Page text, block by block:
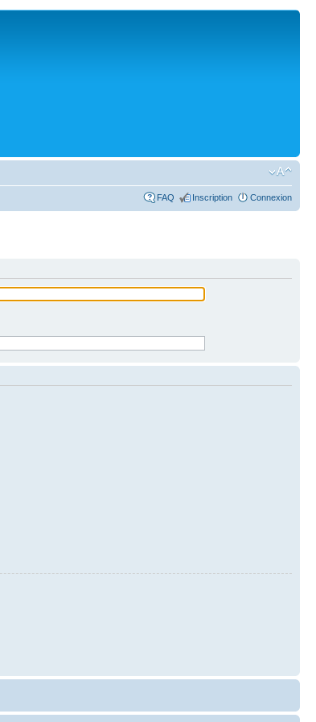
FAQ Inscription Connexion